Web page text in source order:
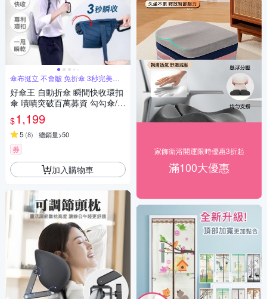
傘布挺立 不會皺 免折傘 3秒完美收
傘
好傘王 自動折傘 瞬間快收環扣
傘 嘖嘖突破百萬募資 勾勾傘/折
疊傘/摺疊傘/自動折傘/雨傘/防
曬傘/大傘
$1,199
5 (8) 總銷量>50
券
加入購物車
家飾衛浴開運限時優惠3折起
滿100大優惠